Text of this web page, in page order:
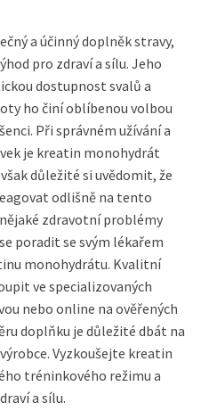
a účinný doplněk stravy,
pro zdraví a sílu. Jeho
dostupnost svalů a
ho činí oblíbenou volbou
Při správném užívání a
je kreatin monohydrát
důležité si uvědomit, že
odlišně na tento
zdravotní problémy
poradit se svým lékařem
monohydrátu. Kvalitní
ve specializovaných
nebo online na ověřených
doplňku je důležité dbát na
Vyzkoušejte kreatin
tréninkového režimu a
a sílu.